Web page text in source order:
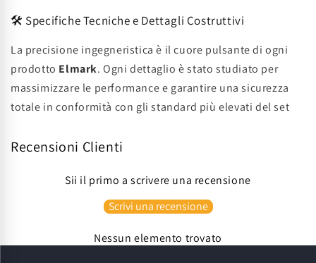
🛠️ Specifiche Tecniche e Dettagli Costruttivi
La precisione ingegneristica è il cuore pulsante di ogni
prodotto Elmark. Ogni dettaglio è stato studiato per
massimizzare le performance e garantire una sicurezza
totale in conformità con gli standard più elevati del set
Recensioni Clienti
Sii il primo a scrivere una recensione
Scrivi una recensione
Nessun elemento trovato